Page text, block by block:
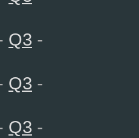
Q3 -
Q3 -
Q3 -